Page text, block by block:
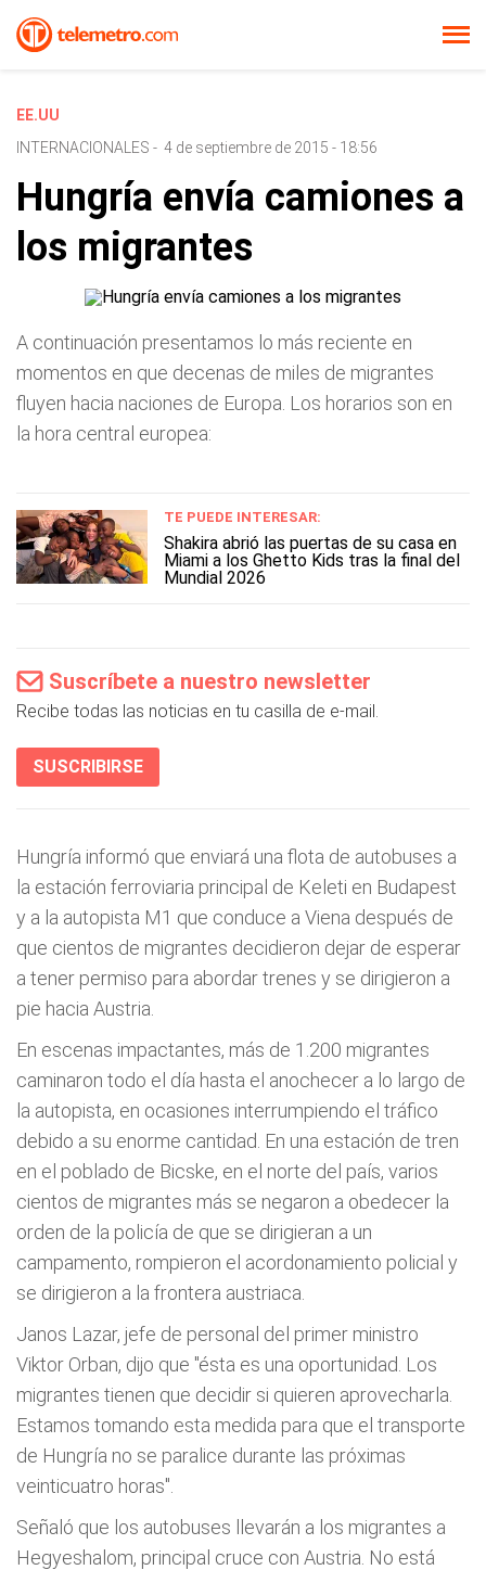
EE.UU
INTERNACIONALES - 4 de septiembre de 2015 - 18:56
Hungría envía camiones a
los migrantes
A continuación presentamos lo más reciente en
momentos en que decenas de miles de migrantes
fluyen hacia naciones de Europa. Los horarios son en
la hora central europea:
TE PUEDE INTERESAR:
Shakira abrió las puertas de su casa en
Miami a los Ghetto Kids tras la final del
Mundial 2026
Suscríbete a nuestro newsletter
Recibe todas las noticias en tu casilla de e-mail.
SUSCRIBIRSE
Hungría informó que enviará una flota de autobuses a
la estación ferroviaria principal de Keleti en Budapest
y a la autopista M1 que conduce a Viena después de
que cientos de migrantes decidieron dejar de esperar
a tener permiso para abordar trenes y se dirigieron a
pie hacia Austria.
En escenas impactantes, más de 1.200 migrantes
caminaron todo el día hasta el anochecer a lo largo de
la autopista, en ocasiones interrumpiendo el tráfico
debido a su enorme cantidad. En una estación de tren
en el poblado de Bicske, en el norte del país, varios
cientos de migrantes más se negaron a obedecer la
orden de la policía de que se dirigieran a un
campamento, rompieron el acordonamiento policial y
se dirigieron a la frontera austriaca.
Janos Lazar, jefe de personal del primer ministro
Viktor Orban, dijo que "ésta es una oportunidad. Los
migrantes tienen que decidir si quieren aprovecharla.
Estamos tomando esta medida para que el transporte
de Hungría no se paralice durante las próximas
veinticuatro horas".
Señaló que los autobuses llevarán a los migrantes a
Hegyeshalom, principal cruce con Austria. No está